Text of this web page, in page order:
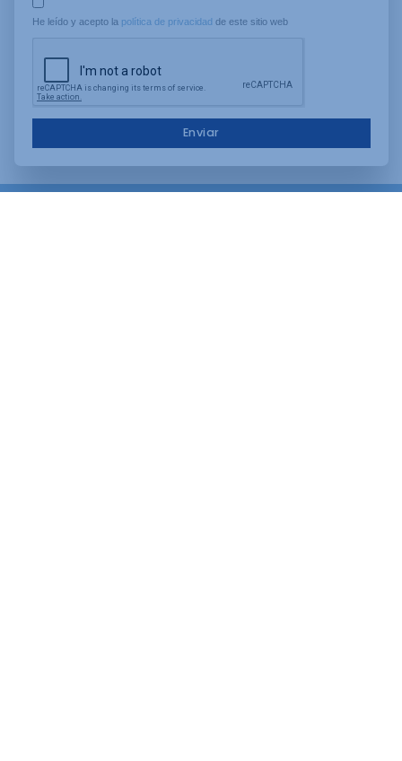
He leído y acepto la política de privacidad de este sitio web
Enviar